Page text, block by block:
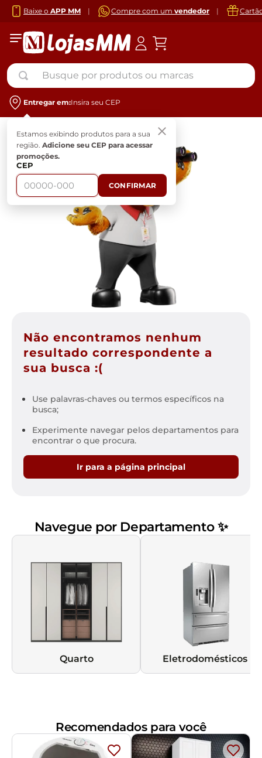
Baixe o APP MM | Compre com um vendedor |
Busque por produtos ou marcas
Entregar em:Insira seu CEP
Estamos exibindo produtos para a sua
região. Adicione seu CEP para acessar
promoções.
CEP
CONFIRMAR
Não encontramos nenhum
resultado correspondente a
sua busca :(
Use palavras-chaves ou termos específicos na
busca;
Experimente navegar pelos departamentos para
encontrar o que procura.
Ir para a página principal
Navegue por Departamento ✨
Quarto Eletrodomésticos
Recomendados para você